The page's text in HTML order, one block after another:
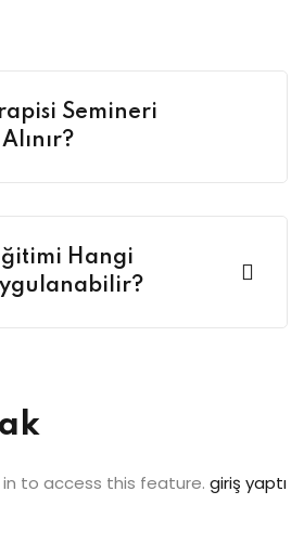
Semineri
Hangi
to access this feature. giriş yaptı